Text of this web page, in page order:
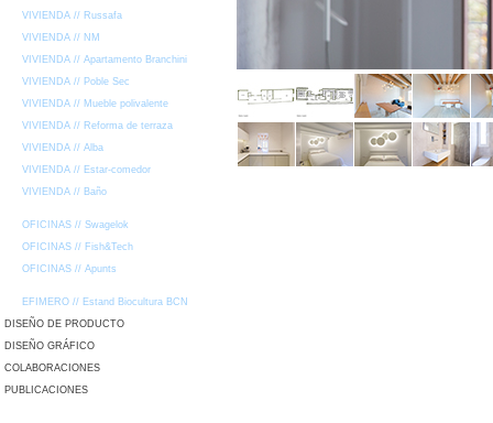
VIVIENDA // Russafa
VIVIENDA // NM
VIVIENDA // Apartamento Branchini
VIVIENDA // Poble Sec
VIVIENDA // Mueble polivalente
VIVIENDA // Reforma de terraza
VIVIENDA // Alba
VIVIENDA // Estar-comedor
VIVIENDA // Baño
OFICINAS // Swagelok
OFICINAS // Fish&Tech
OFICINAS // Apunts
EFIMERO // Estand Biocultura BCN
DISEÑO DE PRODUCTO
DISEÑO GRÁFICO
COLABORACIONES
PUBLICACIONES